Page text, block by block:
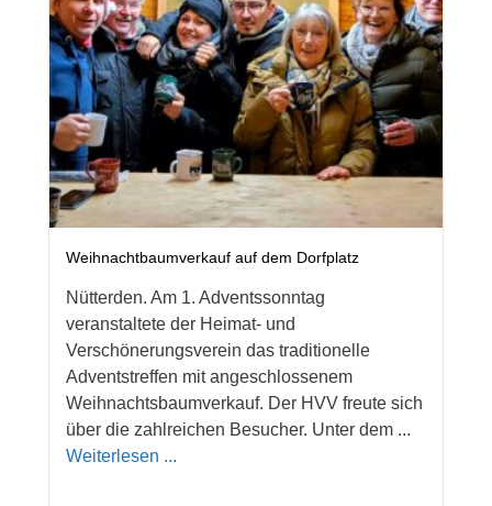
Weihnachtbaumverkauf auf dem Dorfplatz
Nütterden. Am 1. Adventssonntag
veranstaltete der Heimat- und
Verschönerungsverein das traditionelle
Adventstreffen mit angeschlossenem
Weihnachtsbaumverkauf. Der HVV freute sich
über die zahlreichen Besucher. Unter dem ...
Weiterlesen ...